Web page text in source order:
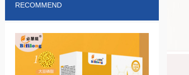
RECOMMEND